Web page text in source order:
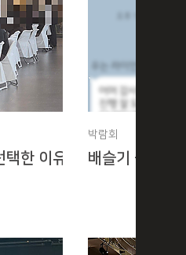
택한 이유는요~~
박람회
배슬기 플래너